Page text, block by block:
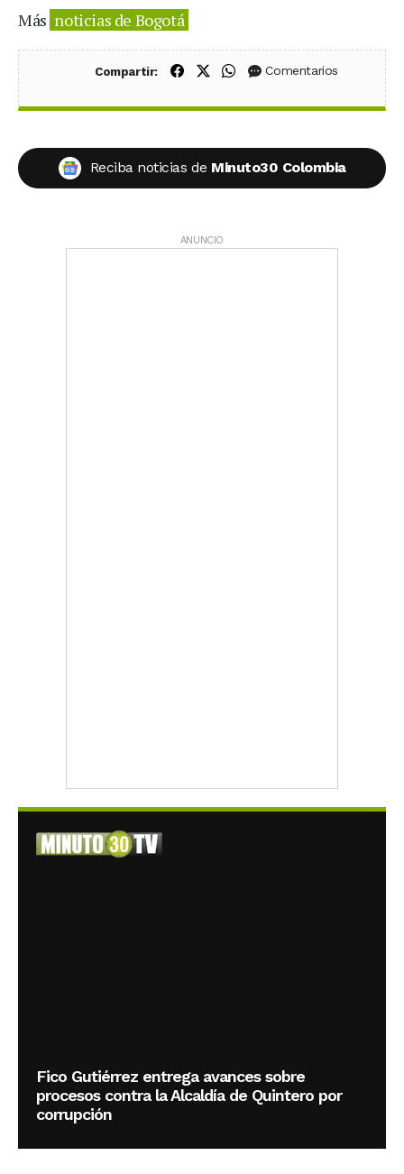
Más noticias de Bogotá
Compartir: Compartir en Facebook
Compartir en X (Twitter)
Compartir en WhatsApp
Comentarios
Reciba noticias de Minuto30 Colombia
ANUNCIO
Fico Gutiérrez entrega avances sobre
procesos contra la Alcaldía de Quintero por
corrupción